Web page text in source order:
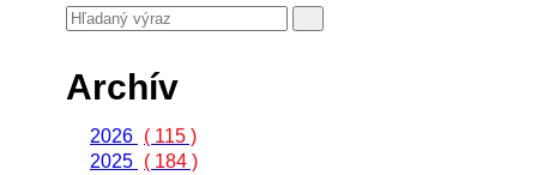
Archív
2026 ( 115 )
2025 ( 184 )